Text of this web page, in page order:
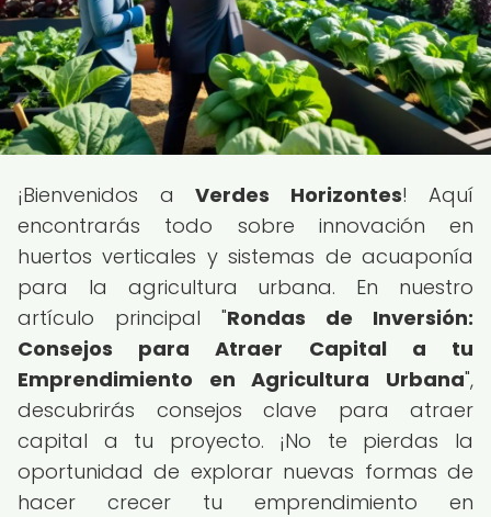
¡Bienvenidos a Verdes Horizontes! Aquí
encontrarás todo sobre innovación en
huertos verticales y sistemas de acuaponía
para la agricultura urbana. En nuestro
artículo principal "Rondas de Inversión:
Consejos para Atraer Capital a tu
Emprendimiento en Agricultura Urbana",
descubrirás consejos clave para atraer
capital a tu proyecto. ¡No te pierdas la
oportunidad de explorar nuevas formas de
hacer crecer tu emprendimiento en